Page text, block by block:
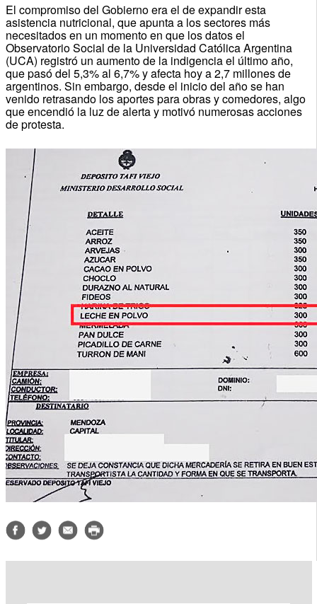
El compromiso del Gobierno era el de expandir esta
asistencia nutricional, que apunta a los sectores más
necesitados en un momento en que los datos el
Observatorio Social de la Universidad Católica Argentina
(UCA) registró un aumento de la indigencia el último año,
que pasó del 5,3% al 6,7% y afecta hoy a 2,7 millones de
argentinos. Sin embargo, desde el inicio del año se han
venido retrasando los aportes para obras y comedores, algo
que encendió la luz de alerta y motivó numerosas acciones
de protesta.